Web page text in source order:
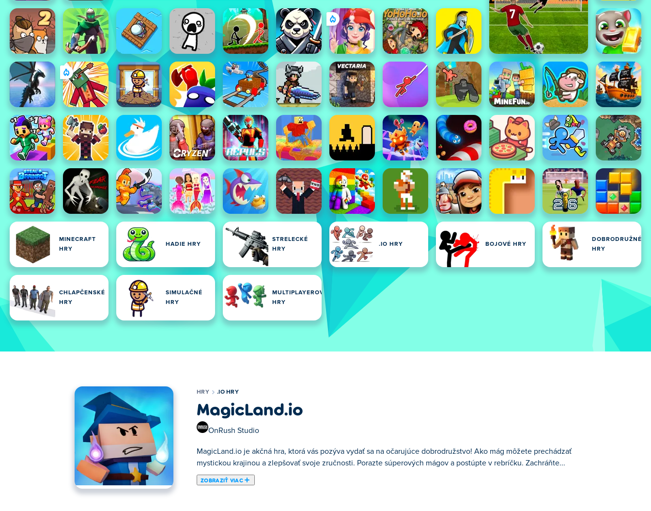
MINECRAFT
HRY
HADIE HRY
STRELECKÉ
HRY
.IO HRY BOJOVÉ HRY
DOBRODRUŽNÉ
HRY
CHLAPČENSKÉ
HRY
SIMULAČNÉ
HRY
MULTIPLAYEROVÉ
HRY
HRY .IO HRY
MagicLand.io
OnRush Studio
MagicLand.io je akčná hra, ktorá vás pozýva vydať sa na očarujúce dobrodružstvo! Ako mág môžete prechádzať
mystickou krajinou a zlepšovať svoje zručnosti. Porazte súperových mágov a postúpte v rebríčku. Zachráňte...
ZOBRAZIŤ VIAC
MagicLand.io je akčná hra, ktorá vás pozýva vydať sa na očarujúce dobrodružstvo! Ako mág môžete prechádzať mystickou krajinou a zlepšovať svoje